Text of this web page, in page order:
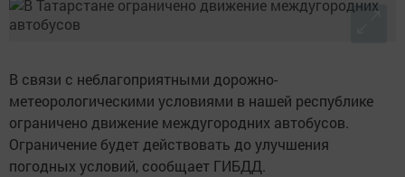
В связи с неблагоприятными дорожно-
метеорологическими условиями в нашей республике
ограничено движение междугородних автобусов.
Ограничение будет действовать до улучшения
погодных условий, сообщает ГИБДД.